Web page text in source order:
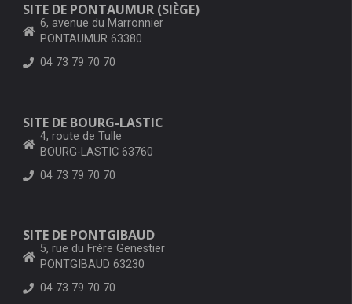
SITE DE PONTAUMUR (SIÈGE)
6, avenue du Marronnier
PONTAUMUR 63380
04 73 79 70 70
SITE DE BOURG-LASTIC
4, route de Tulle
BOURG-LASTIC 63760
04 73 79 70 70
SITE DE PONTGIBAUD
5, rue du Frère Genestier
PONTGIBAUD 63230
04 73 79 70 70